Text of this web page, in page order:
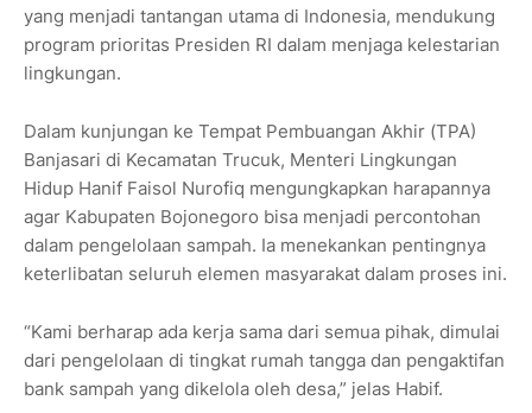
yang menjadi tantangan utama di Indonesia, mendukung
program prioritas Presiden RI dalam menjaga kelestarian
lingkungan.
Dalam kunjungan ke Tempat Pembuangan Akhir (TPA)
Banjasari di Kecamatan Trucuk, Menteri Lingkungan
Hidup Hanif Faisol Nurofiq mengungkapkan harapannya
agar Kabupaten Bojonegoro bisa menjadi percontohan
dalam pengelolaan sampah. Ia menekankan pentingnya
keterlibatan seluruh elemen masyarakat dalam proses ini.
“Kami berharap ada kerja sama dari semua pihak, dimulai
dari pengelolaan di tingkat rumah tangga dan pengaktifan
bank sampah yang dikelola oleh desa,” jelas Habif.